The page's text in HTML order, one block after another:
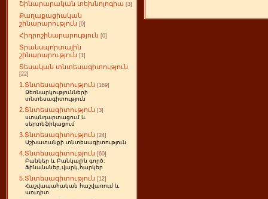
Շինարարական տեխնոլոգիա [3]
Քաղաքացիական
շինարարություն [0]
Հիդրոշինարարություն [0]
Տրանսպորտային
շինարարություն [1]
Տեսական տնտեսագիտություն
[22]
1.Տնտեսագիտություն [169]
Ձեռնարկությունների
տնտեսագիտություն
2.Տնտեսագիտություն [3]
ստանդարտացում և
սերտեֆիկացում
3.Տնտեսագիտություն [24]
Աշխատանքի տնտեսագիտություն
4.Տնտեսագիտություն [60]
Բանկեր և Բանկային գործ:
Ֆինանսներ,վարկ,հարկեր
5.Տնտեսագիտություն [12]
Հաշվապահական հաշվառում և
աուդիտ